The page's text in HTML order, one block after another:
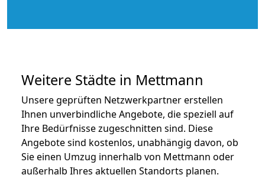
Weitere Städte in Mettmann
Unsere geprüften Netzwerkpartner erstellen
Ihnen unverbindliche Angebote, die speziell auf
Ihre Bedürfnisse zugeschnitten sind. Diese
Angebote sind kostenlos, unabhängig davon, ob
Sie einen Umzug innerhalb von Mettmann oder
außerhalb Ihres aktuellen Standorts planen.